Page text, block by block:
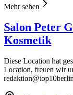
Mehr sehen
Salon Peter
Kosmetik
Diese Location hat
Location, freuen wir